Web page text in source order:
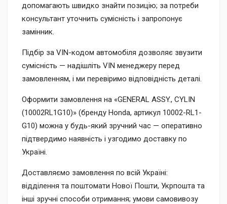
допомагають швидко знайти позицію; за потреби
консультант уточнить сумісність і запропонує
замінник.
Підбір за VIN-кодом автомобіля дозволяє звузити
сумісність — надішліть VIN менеджеру перед
замовленням, і ми перевіримо відповідність деталі.
Оформити замовлення на «GENERAL ASSY., CYLIN
(10002RL1G10)» (бренду Honda, артикул 10002-RL1-
G10) можна у будь-який зручний час — оперативно
підтвердимо наявність і узгодимо доставку по
Україні.
Доставляємо замовлення по всій Україні:
відділення та поштомати Нової Пошти, Укрпошта та
інші зручні способи отримання; умови самовивозу